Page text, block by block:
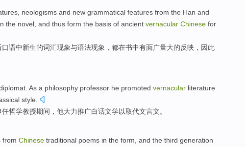
neologisms and new grammatical features from the Han and
the novel, and thus form the basis of ancient vernacular Chinese for
口语中新生的词汇现象与语法现象， 都在书中有面广量大的反映， 因此
. As a philosophy professor he promoted vernacular literature
style.
任哲学教授期间， 他大力推广白话文学以取代文言文。
from Chinese traditional poems in the form , and the third generation